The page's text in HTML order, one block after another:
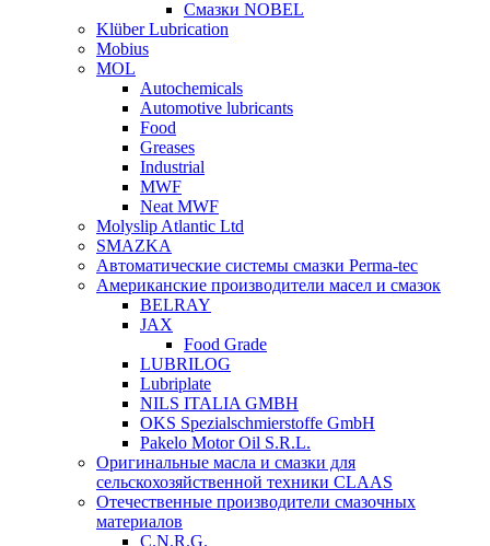
Смазки NOBEL
Klüber Lubrication
Mobius
MOL
Autochemicals
Automotive lubricants
Food
Greases
Industrial
MWF
Neat MWF
Molyslip Atlantic Ltd
SMAZKA
Автоматические системы смазки Perma-tec
Американские производители масел и смазок
BELRAY
JAX
Food Grade
LUBRILOG
Lubriplate
NILS ITALIA GMBH
OKS Spezialschmierstoffe GmbH
Pakelo Motor Oil S.R.L.
Оригинальные масла и смазки для
сельскохозяйственной техники CLAAS
Отечественные производители смазочных
материалов
C.N.R.G.